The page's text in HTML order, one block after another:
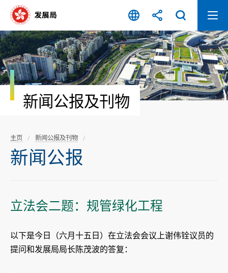
容
开
始
新闻公报及刊物
主页 新闻公报及刊物
新闻公报
立法会二题：规管绿化工程
以下是今日（六月十五日）在立法会会议上谢伟铨议员的
提问和发展局局长陈茂波的答复：